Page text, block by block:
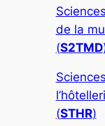
de la
(S2TMD
(STHR)